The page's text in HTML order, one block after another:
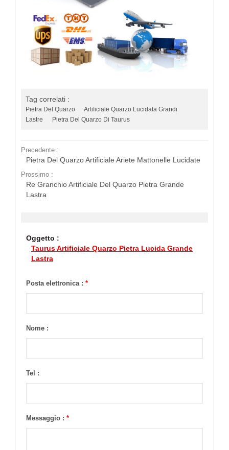
Tag correlati :
Pietra Del Quarzo
Artificiale Quarzo Lucidata Grandi
Lastre
Pietra Del Quarzo Di Taurus
Precedente :
Pietra Del Quarzo Artificiale Ariete Mattonelle Lucidate
Prossimo :
Re Granchio Artificiale Del Quarzo Pietra Grande
Lastra
Oggetto :
Taurus Artificiale Quarzo Pietra Lucida Grande
Lastra
Posta elettronica : *
Nome :
Tel :
Messaggio : *